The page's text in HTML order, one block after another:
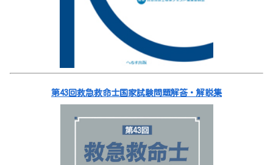
第43回救急救命士国家試験問題解答・解説集